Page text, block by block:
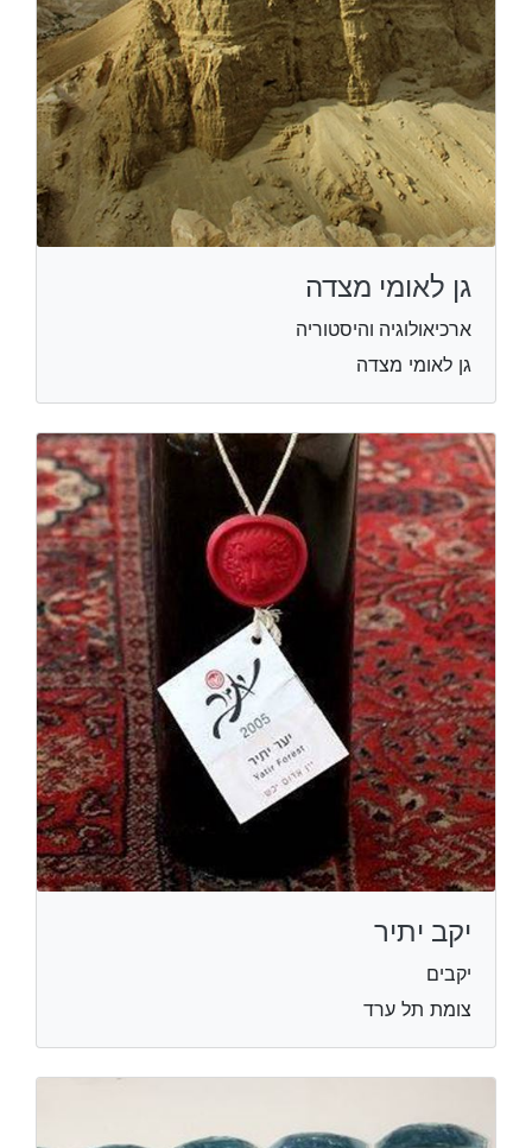
גן לאומי מצדה
ארכיאולוגיה והיסטוריה
גן לאומי מצדה
יקב יתיר
יקבים
צומת תל ערד